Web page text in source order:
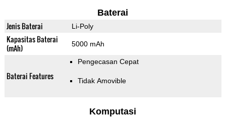
Baterai
Jenis Baterai Li-Poly
Kapasitas Baterai
(mAh)
5000 mAh
Baterai Features
Pengecasan Cepat
Tidak Amovible
Komputasi